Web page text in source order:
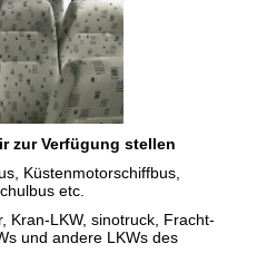
zur Verfügung stellen
Küstenmotorschiffbus,
etc.
Kran-LKW, sinotruck, Fracht-
und andere LKWs des